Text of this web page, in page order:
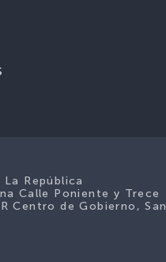
República
Calle Poniente y Trece
Centro de Gobierno, San